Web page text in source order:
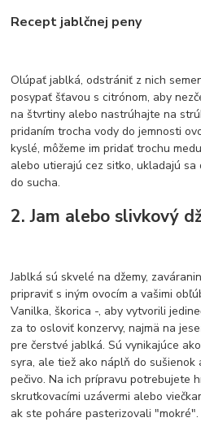
Recept jablčnej peny
Olúpať jablká, odstrániť z nich
posypať šťavou s citrónom, aby
na štvrtiny alebo nastrúhajte na
pridaním trocha vody do jemnosti
kyslé, môžeme im pridať trochu
alebo utierajú cez sitko, ukladajú
do sucha.
2. Jam alebo slivkový
Jablká sú skvelé na džemy,
pripraviť s iným ovocím a vašimi
Vanilka, škorica -, aby vytvorili
za to osloviť konzervy, najmä na
pre čerstvé jablká. Sú vynikajúce
syra, ale tiež ako náplň do
pečivo. Na ich prípravu potrebujete
skrutkovacími uzávermi alebo
ak ste poháre pasterizovali "mokré".